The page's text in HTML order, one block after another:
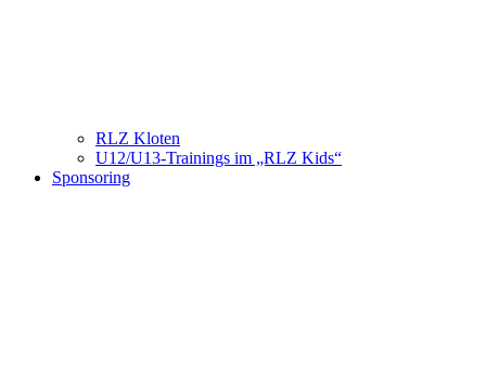
RLZ Kloten
U12/U13-Trainings im „RLZ Kids“
Sponsoring